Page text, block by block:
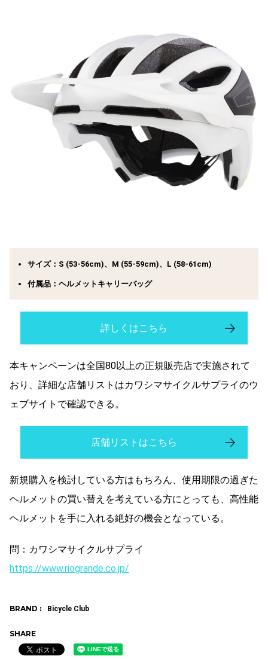
サイズ： S (53-56cm)、M (55-59cm)、L (58-61cm)
付属品： ヘルメットキャリーバッグ
詳しくはこちら
本キャンペーンは全国80以上の正規販売店で実施されて
おり、詳細な店舗リストはカワシマサイクルサプライのウ
ェブサイトで確認できる。
店舗リストはこちら
新規購入を検討している方はもちろん、使用期限の過ぎた
ヘルメットの買い替えを考えている方にとっても、高性能
ヘルメットを手に入れる絶好の機会となっている。
問：カワシマサイクルサプライ
https://www.riogrande.co.jp/
BRAND : Bicycle Club
SHARE